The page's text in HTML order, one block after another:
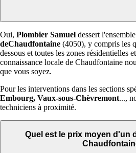
Oui, Plombier Samuel dessert
deChaudfontaine (4050), y compris les
dessous et toutes les zones résidentielles
connaissance locale de Chaudfontaine
que vous soyez.
Pour les interventions dans les sections
Embourg, Vaux-sous-Chèvremont...,
techniciens à proximité.
Quel est le prix moyen d'un